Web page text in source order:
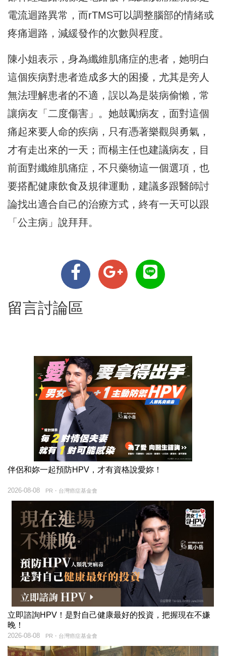
電流迴路異常，而rTMS可以調整腦部的情緒或
疼痛迴路，減緩發作的次數與程度。
陳小姐表示，身為纖維肌痛症的患者，她明白
這個疾病對患者造成多大的困擾，尤其是旁人
無法理解患者的不適，誤以為是裝病偷懶，常
讓病友「二度傷害」。她鼓勵病友，面對這個
痛起來要人命的疾病，只有憑著樂觀與勇氣，
才有走出來的一天；而楊主任也建議病友，目
前面對纖維肌痛症，不只藥物這一個選項，也
要搭配健康飲食及規律運動，建議多跟醫師討
論找出適合自己的治療方式，終有一天可以跟
「公主病」說拜拜。
留言討論區
伴侶和妳一起預防HPV，才有資格說愛妳！
PR・台灣癌症基金會
2026-08-08
立即諮詢HPV！是對自己健康最好的投資，把握現在不嫌
晚！
PR・台灣癌症基金會
2026-08-08